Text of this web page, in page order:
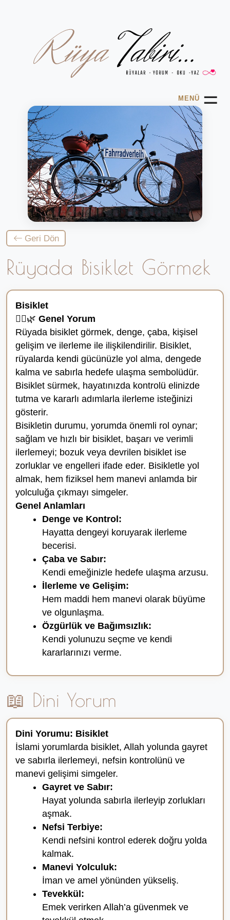
MENÜ ☰
Geri Dön
Rüyada Bisiklet Görmek
Bisiklet
🚴‍♂️🌿 Genel Yorum
Rüyada bisiklet görmek, denge, çaba, kişisel
gelişim ve ilerleme ile ilişkilendirilir. Bisiklet,
rüyalarda kendi gücünüzle yol alma, dengede
kalma ve sabırla hedefe ulaşma sembolüdür.
Bisiklet sürmek, hayatınızda kontrolü elinizde
tutma ve kararlı adımlarla ilerleme isteğinizi
gösterir.
Bisikletin durumu, yorumda önemli rol oynar;
sağlam ve hızlı bir bisiklet, başarı ve verimli
ilerlemeyi; bozuk veya devrilen bisiklet ise
zorluklar ve engelleri ifade eder. Bisikletle yol
almak, hem fiziksel hem manevi anlamda bir
yolculuğa çıkmayı simgeler.
Genel Anlamları
Denge ve Kontrol:
Hayatta dengeyi koruyarak ilerleme
becerisi.
Çaba ve Sabır:
Kendi emeğinizle hedefe ulaşma arzusu.
İlerleme ve Gelişim:
Hem maddi hem manevi olarak büyüme
ve olgunlaşma.
Özgürlük ve Bağımsızlık:
Kendi yolunuzu seçme ve kendi
kararlarınızı verme.
📖 Dini Yorum
Dini Yorumu: Bisiklet
İslami yorumlarda bisiklet, Allah yolunda gayret
ve sabırla ilerlemeyi, nefsin kontrolünü ve
manevi gelişimi simgeler.
Gayret ve Sabır:
Hayat yolunda sabırla ilerleyip zorlukları
aşmak.
Nefsi Terbiye:
Kendi nefsini kontrol ederek doğru yolda
kalmak.
Manevi Yolculuk:
İman ve amel yönünden yükseliş.
Tevekkül:
Emek verirken Allah’a güvenmek ve